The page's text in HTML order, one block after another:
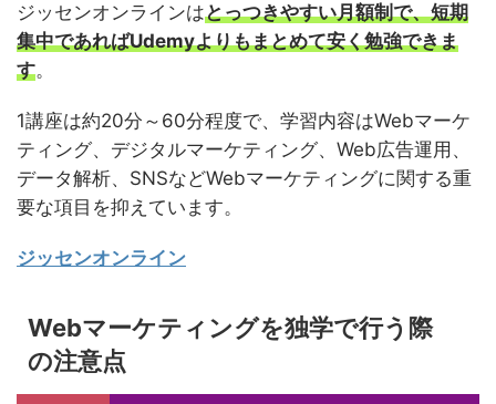
ジッセンオンラインはとっつきやすい月額制で、短期
集中であればUdemyよりもまとめて安く勉強できま
す。
1講座は約20分～60分程度で、学習内容はWebマーケ
ティング、デジタルマーケティング、Web広告運用、
データ解析、SNSなどWebマーケティングに関する重
要な項目を抑えています。
ジッセンオンライン
Webマーケティングを独学で行う際
の注意点